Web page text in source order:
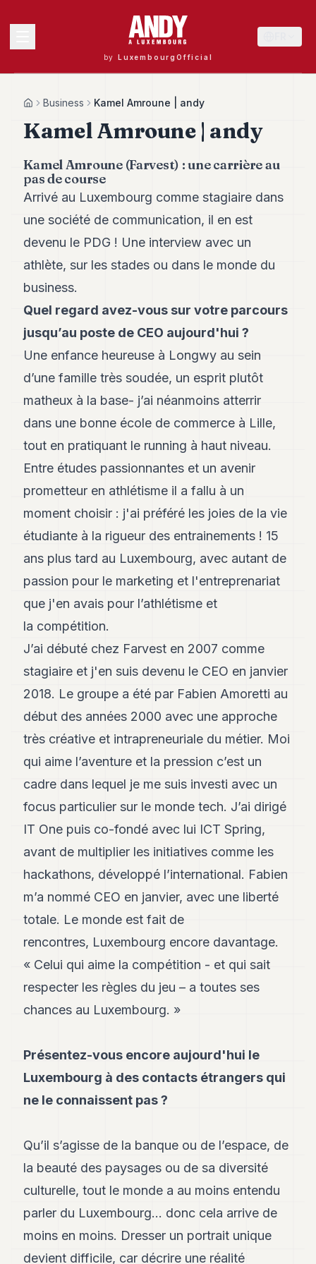
by LuxembourgOfficial
40
Andy
39
38
Andy
Andy
35
Andy
34
Andy
Andy
31
30
Andy
Andy
26
24
Andy
23
Andy
21
19
Andy
Andy
15
14
Andy
Andy
11
10
Andy
Andy
7
6
Andy
TECH
ART
VIVRE
ARTS
HomeBusiness Kamel Amroune | andy
Kamel Amroune | andy
Kamel Amroune (Farvest) : une carrière au
pas de course
Arrivé au Luxembourg comme stagiaire dans
une société de communication, il en est
devenu le PDG ! Une interview avec un
athlète, sur les stades ou dans le monde du
business.
Quel regard avez-vous sur votre parcours
jusqu’au poste de CEO aujourd'hui ?
Une enfance heureuse à Longwy au sein
d’une famille très soudée, un esprit plutôt
matheux à la base- j’ai néanmoins atterrir
dans une bonne école de commerce à Lille,
tout en pratiquant le running à haut niveau.
Entre études passionnantes et un avenir
prometteur en athlétisme il a fallu à un
moment choisir : j'ai préféré les joies de la vie
étudiante à la rigueur des entrainements ! 15
ans plus tard au Luxembourg, avec autant de
passion pour le marketing et l'entreprenariat
que j'en avais pour l’athlétisme et
la compétition.
J’ai débuté chez Farvest en 2007 comme
stagiaire et j'en suis devenu le CEO en janvier
2018. Le groupe a été par Fabien Amoretti au
début des années 2000 avec une approche
très créative et intrapreneuriale du métier. Moi
qui aime l’aventure et la pression c’est un
cadre dans lequel je me suis investi avec un
focus particulier sur le monde tech. J’ai dirigé
IT One puis co-fondé avec lui ICT Spring,
avant de multiplier les initiatives comme les
hackathons, développé l’international. Fabien
m’a nommé CEO en janvier, avec une liberté
totale. Le monde est fait de
rencontres, Luxembourg encore davantage.
« Celui qui aime la compétition - et qui sait
respecter les règles du jeu – a toutes ses
chances au Luxembourg. »
Présentez-vous encore aujourd'hui le
Luxembourg à des contacts étrangers qui
ne le connaissent pas ?
Qu’il s’agisse de la banque ou de l’espace, de
la beauté des paysages ou de sa diversité
culturelle, tout le monde a au moins entendu
parler du Luxembourg… donc cela arrive de
moins en moins. Dresser un portrait unique
devient difficile, car décrire une réalité